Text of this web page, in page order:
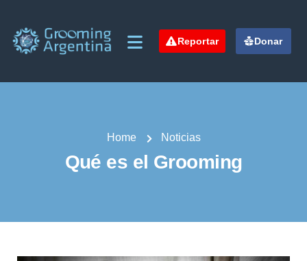
Reportar Donar
Home Noticias
Qué es el Grooming